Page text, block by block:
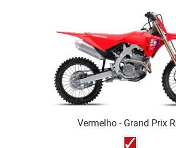
Vermelho - Grand Prix